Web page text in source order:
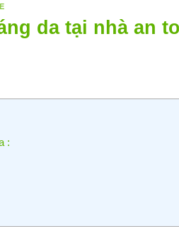
da tại nhà an
: